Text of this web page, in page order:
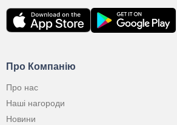
Про Компанію
Про нас
Наші нагороди
Новини